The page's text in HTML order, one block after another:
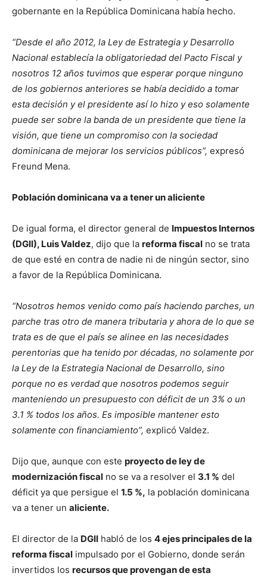
gobernante en la República Dominicana había hecho.
“Desde el año 2012, la Ley de Estrategia y Desarrollo
Nacional establecía la obligatoriedad del Pacto Fiscal y
nosotros 12 años tuvimos que esperar porque ninguno
de los gobiernos anteriores se había decidido a tomar
esta decisión y el presidente así lo hizo y eso solamente
puede ser sobre la banda de un presidente que tiene la
visión, que tiene un compromiso con la sociedad
dominicana de mejorar los servicios públicos”, expresó
Freund Mena.
Población dominicana va a tener un aliciente
De igual forma, el director general de Impuestos Internos
(DGII), Luis Valdez, dijo que la reforma fiscal no se trata
de que esté en contra de nadie ni de ningún sector, sino
a favor de la República Dominicana.
“Nosotros hemos venido como país haciendo parches, un
parche tras otro de manera tributaria y ahora de lo que se
trata es de que el país se alinee en las necesidades
perentorias que ha tenido por décadas, no solamente por
la Ley de la Estrategia Nacional de Desarrollo, sino
porque no es verdad que nosotros podemos seguir
manteniendo un presupuesto con déficit de un 3% o un
3.1 % todos los años. Es imposible mantener esto
solamente con financiamiento”, explicó Valdez.
Dijo que, aunque con este proyecto de ley de
modernización fiscal no se va a resolver el 3.1 % del
déficit ya que persigue el 1.5 %, la población dominicana
va a tener un aliciente.
El director de la DGII habló de los 4 ejes principales de la
reforma fiscal impulsado por el Gobierno, donde serán
invertidos los recursos que provengan de esta